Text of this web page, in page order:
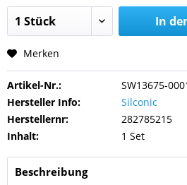
In
Merken
Artikel-Nr.:
SW13675-
Hersteller Info:
Silconic
Herstellernr:
282785215
Inhalt:
1 Set
Beschreibung